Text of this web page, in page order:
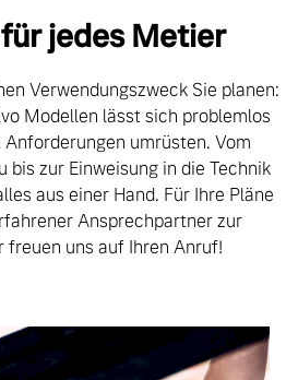
Sie erhalten bei uns eine
Vielzahl von Original
Volvo Winter- und
Sommer Kompletträder.
Mehr erfahren
jedes Metier
Verwendungszweck Sie planen:
Modellen lässt sich problemlos
umrüsten. Vom
bis zur Einweisung in die Technik
aus einer Hand. Für Ihre Pläne
Ansprechpartner zur
freuen uns auf Ihren Anruf!